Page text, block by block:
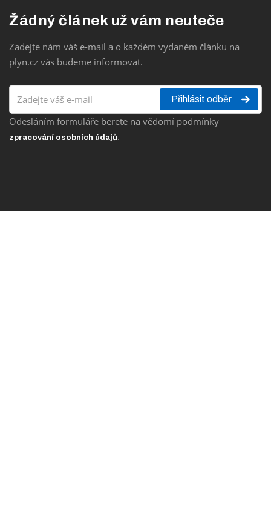
Žádný článek už vám neuteče
Zadejte nám váš e-mail a o každém vydaném článku na
plyn.cz vás budeme informovat.
Přihlásit odběr
Odesláním formuláře berete na vědomí podmínky
zpracování osobních údajů.